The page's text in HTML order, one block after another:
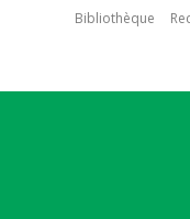
Bibliothèque